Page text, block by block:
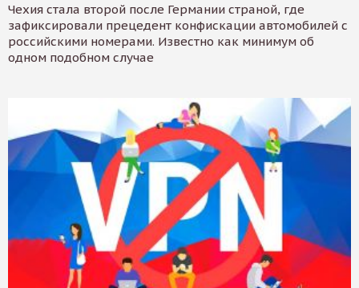
Чехия стала второй после Германии страной, где
зафиксировали прецедент конфискации автомобилей с
российскими номерами. Известно как минимум об
одном подобном случае